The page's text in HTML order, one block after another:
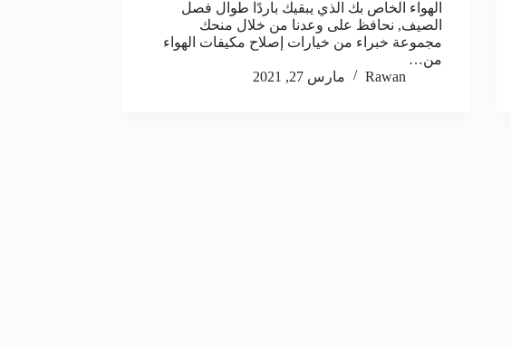
الهواء الخاص بك الذي يبقيك باردًا طوال فصل
الصيف, نحافظ على وعدنا من خلال منحك
مجموعة خبراء من خيارات إصلاح مكيفات الهواء
من…
Rawan
مارس 27, 2021